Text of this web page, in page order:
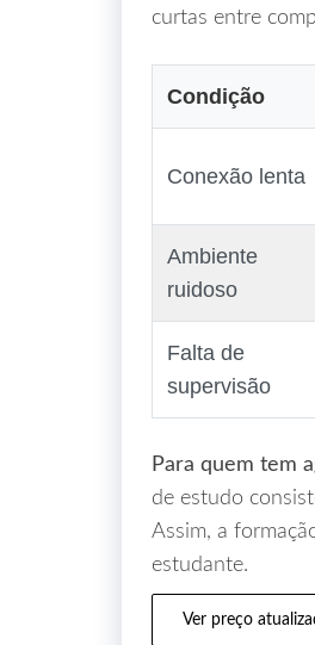
curtas entre
Condição
Conexão lenta
Ambiente
ruidoso
Falta de
supervisão
Para quem tem
de estudo
Assim, a
estudante.
Ver preço